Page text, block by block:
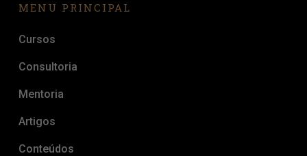
MENU PRINCIPAL
Cursos
Consultoria
Mentoria
Artigos
Conteúdos